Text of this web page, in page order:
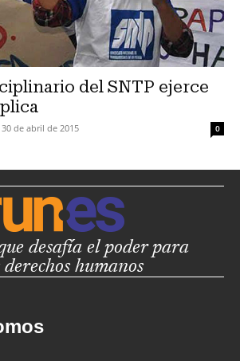
del SNTP ejerce
30 de abril de 2015 0
desafía el poder para
humanos